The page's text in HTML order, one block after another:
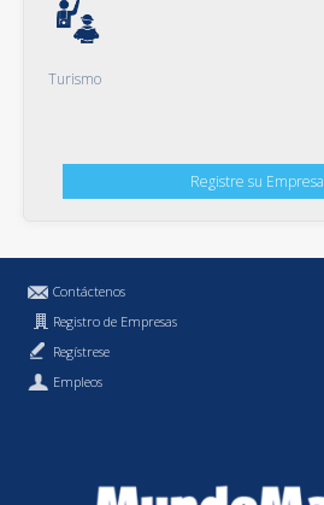
Turismo
Registre su Empresa
Contáctenos
Registro de Empresas
Regístrese
Empleos